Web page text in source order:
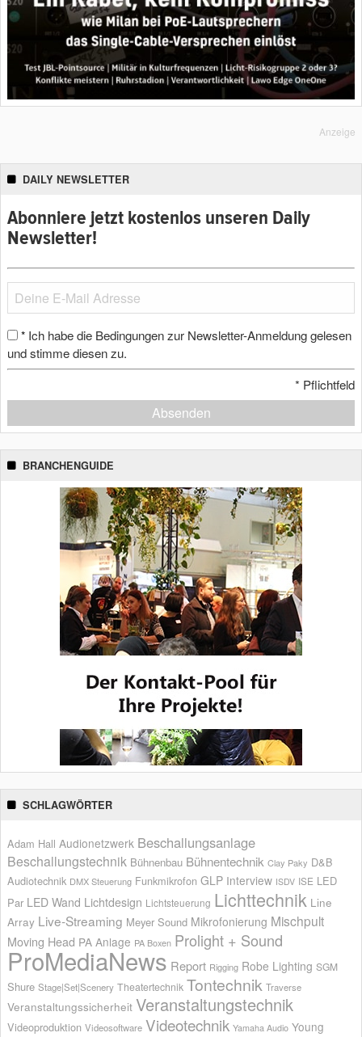
Anzeige
DAILY NEWSLETTER
Abonniere jetzt kostenlos unseren Daily
Newsletter!
* Ich habe die Bedingungen zur Newsletter-Anmeldung gelesen
und stimme diesen zu.
* Pflichtfeld
Absenden
BRANCHENGUIDE
SCHLAGWÖRTER
Adam Hall Audionetzwerk Beschallungsanlage
Beschallungstechnik Bühnenbau Bühnentechnik Clay Paky D&B
Audiotechnik DMX Steuerung Funkmikrofon GLP Interview ISDV ISE LED
Par LED Wand Lichtdesign Lichtsteuerung Lichttechnik Line
Array Live-Streaming Meyer Sound Mikrofonierung Mischpult
Moving Head PA Anlage PA Boxen Prolight + Sound
ProMediaNews Report Rigging Robe Lighting SGM
Shure Stage|Set|Scenery Theatertechnik Tontechnik Traverse
Veranstaltungssicherheit Veranstaltungstechnik
Videoproduktion Videosoftware Videotechnik Yamaha Audio Young